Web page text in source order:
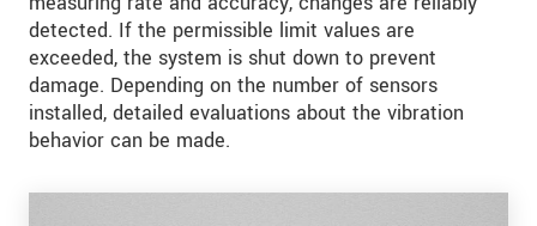
detected. If the permissible limit values are
exceeded, the system is shut down to prevent
damage. Depending on the number of sensors
installed, detailed evaluations about the vibration
behavior can be made.